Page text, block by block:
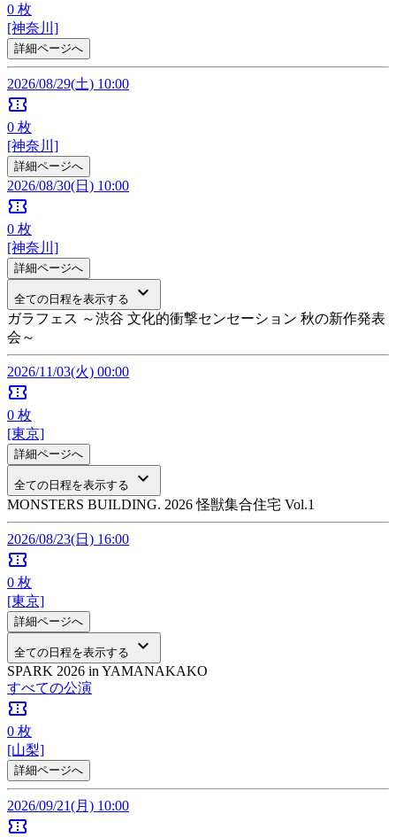
0 枚
[神奈川]
詳細ページへ
2026/08/29(土) 10:00
confirmation_number
0 枚
[神奈川]
詳細ページへ
2026/08/30(日) 10:00
confirmation_number
0 枚
[神奈川]
詳細ページへ
全ての日程を表示する keyboard_arrow_down
ガラフェス ～渋谷 文化的衝撃センセーション 秋の新作発表
会～
2026/11/03(火) 00:00
confirmation_number
0 枚
[東京]
詳細ページへ
全ての日程を表示する keyboard_arrow_down
MONSTERS BUILDING. 2026 怪獣集合住宅 Vol.1
2026/08/23(日) 16:00
confirmation_number
0 枚
[東京]
詳細ページへ
全ての日程を表示する keyboard_arrow_down
SPARK 2026 in YAMANAKAKO
すべての公演
confirmation_number
0 枚
[山梨]
詳細ページへ
2026/09/21(月) 10:00
confirmation_number